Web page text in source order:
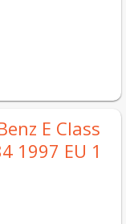
E Class
1997 EU 1